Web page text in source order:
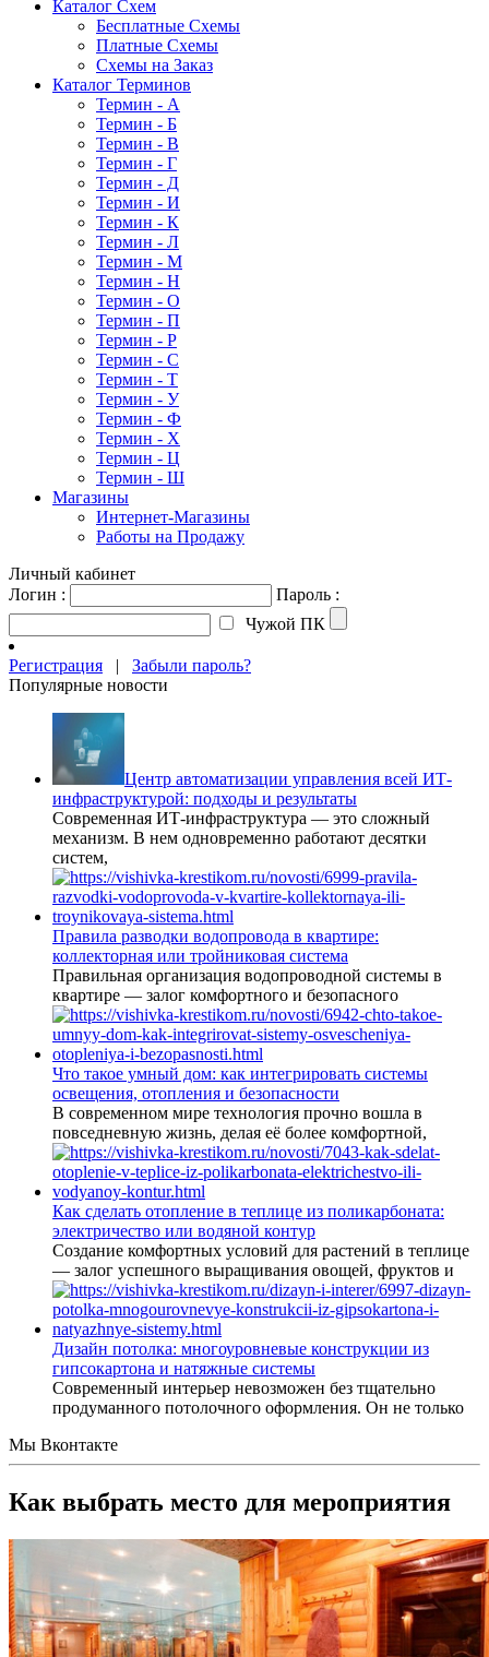
Каталог Схем
Бесплатные Схемы
Платные Схемы
Схемы на Заказ
Каталог Терминов
Термин - А
Термин - Б
Термин - В
Термин - Г
Термин - Д
Термин - И
Термин - К
Термин - Л
Термин - М
Термин - Н
Термин - О
Термин - П
Термин - Р
Термин - С
Термин - Т
Термин - У
Термин - Ф
Термин - Х
Термин - Ц
Термин - Ш
Магазины
Интернет-Магазины
Работы на Продажу
Личный кабинет
Логин :
Пароль :
Чужой ПК
Регистрация | Забыли пароль?
Популярные новости
Центр автоматизации управления всей ИТ-
инфраструктурой: подходы и результаты
Современная ИТ-инфраструктура — это сложный
механизм. В нем одновременно работают десятки
систем,
Правила разводки водопровода в квартире:
коллекторная или тройниковая система
Правильная организация водопроводной системы в
квартире — залог комфортного и безопасного
Что такое умный дом: как интегрировать системы
освещения, отопления и безопасности
В современном мире технология прочно вошла в
повседневную жизнь, делая её более комфортной,
Как сделать отопление в теплице из поликарбоната:
электричество или водяной контур
Создание комфортных условий для растений в теплице
— залог успешного выращивания овощей, фруктов и
Дизайн потолка: многоуровневые конструкции из
гипсокартона и натяжные системы
Современный интерьер невозможен без тщательно
продуманного потолочного оформления. Он не только
Мы Вконтакте
Как выбрать место для мероприятия